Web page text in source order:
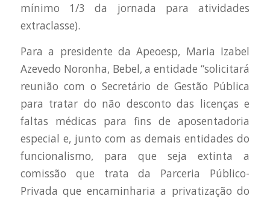
mínimo 1/3 da jornada para atividades
extraclasse).
Para a presidente da Apeoesp, Maria Izabel
Azevedo Noronha, Bebel, a entidade “solicitará
reunião com o Secretário de Gestão Pública
para tratar do não desconto das licenças e
faltas médicas para fins de aposentadoria
especial e, junto com as demais entidades do
funcionalismo, para que seja extinta a
comissão que trata da Parceria Público-
Privada que encaminharia a privatização do